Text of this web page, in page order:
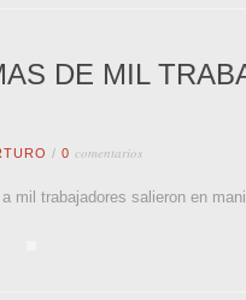
DE MIL
/ 0 comentarios
mil trabajadores salieron en